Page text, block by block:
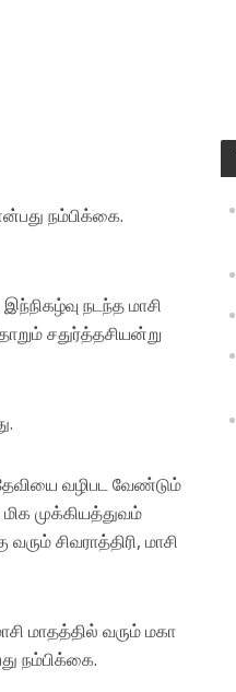
நம்பிக்கை.
நடந்த மாசி
சதுர்த்தசியன்று
வழிபட வேண்டும்
மிக முக்கியத்துவம்
சிவராத்திரி, மாசி
மாதத்தில் வரும் மகா
நம்பிக்கை.